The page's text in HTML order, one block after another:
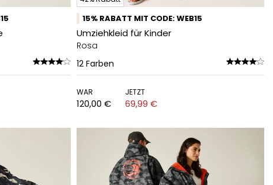
15% RABATT MIT CODE: WEB15
Umziehkleid für Kinder
Rosa
12 Farben
WAR
120,00 €
JETZT
69,99 €